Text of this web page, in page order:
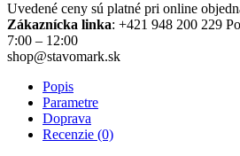
Uvedené ceny sú platné pri online
Zákaznícka linka: +421 948 200 229
7:00 – 12:00
shop@stavomark.sk
Popis
Parametre
Doprava
Recenzie (0)